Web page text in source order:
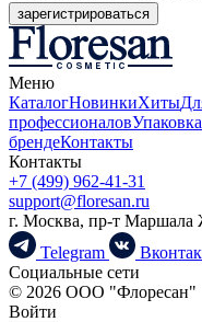
зарегистрироваться
Меню
КаталогНовинкиХиты
профессионаловУпаковка
брендеКонтакты
Контакты
+7 (499) 962-41-31
support@floresan.ru
г. Москва, пр-т Маршала
Telegram
Социальные сети
© 2026 ООО "Флоресан"
Войти